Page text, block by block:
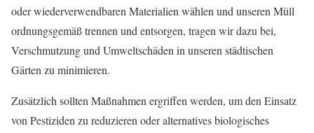
oder wiederverwendbaren Materialien wählen und unseren Müll
ordnungsgemäß trennen und entsorgen, tragen wir dazu bei,
Verschmutzung und Umweltschäden in unseren städtischen
Gärten zu minimieren.
Zusätzlich sollten Maßnahmen ergriffen werden, um den Einsatz
von Pestiziden zu reduzieren oder alternatives biologisches